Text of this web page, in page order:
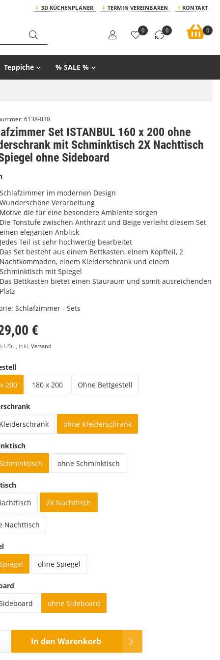
3D KÜCHENPLANER TERMIN VEREINBAREN KONTAKT
0 0 0
Teppiche % SALE %
6138-030
Set ISTANBUL 160 x 200 ohne
mit Schminktisch 2X Nachttisch
ohne Sideboard
Schlafzimmer im modernen Design
Wunderschöne Verarbeitung
Motive die für eine besondere Ambiente sorgen
Die Tonstufe zwischen Anthrazit und Beige verleiht diesem Set
einen eleganten Anblick
Jedes Teil ist sehr hochwertig bearbeitet
Das Set besteht aus einem Bettkasten, einem Kopfteil, 2
Nachtkommoden, einem Kleiderschrank und einem
Schminktisch mit Spiegel
Das Bettkasten bietet einen Stauraum und somit ausreichenden
Platz
Schlafzimmer - Sets
€
USt. , inkl. Versand
200
180 x 200 Ohne Bettgestell
ohne Kleiderschrank
ohne Schminktisch
2X Nachttisch
Nachttisch
ohne Spiegel
ohne Sideboard
In den Warenkorb